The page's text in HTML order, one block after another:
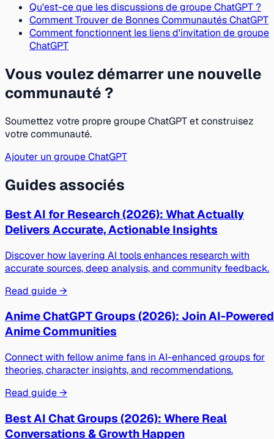
Qu'est-ce que les discussions de groupe ChatGPT ?
Comment Trouver de Bonnes Communautés ChatGPT
Comment fonctionnent les liens d'invitation de groupe
ChatGPT
Vous voulez démarrer une nouvelle
communauté ?
Soumettez votre propre groupe ChatGPT et construisez
votre communauté.
Ajouter un groupe ChatGPT
Guides associés
Best AI for Research (2026): What Actually
Delivers Accurate, Actionable Insights
Discover how layering AI tools enhances research with
accurate sources, deep analysis, and community feedback.
Read guide →
Anime ChatGPT Groups (2026): Join AI-Powered
Anime Communities
Connect with fellow anime fans in AI-enhanced groups for
theories, character insights, and recommendations.
Read guide →
Best AI Chat Groups (2026): Where Real
Conversations & Growth Happen